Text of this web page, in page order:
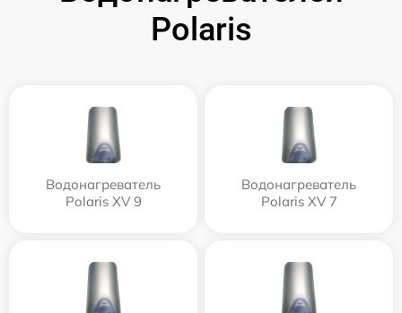
Polaris
Водонагреватель
Polaris XV 9
Водонагреватель
Polaris XV 7